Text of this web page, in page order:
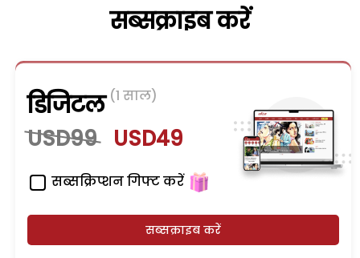
सब्सक्राइब करें
डिजिटल (1 साल)
USD99 USD49
सब्सक्रिप्शन गिफ्ट करें
सब्सक्राइब करें